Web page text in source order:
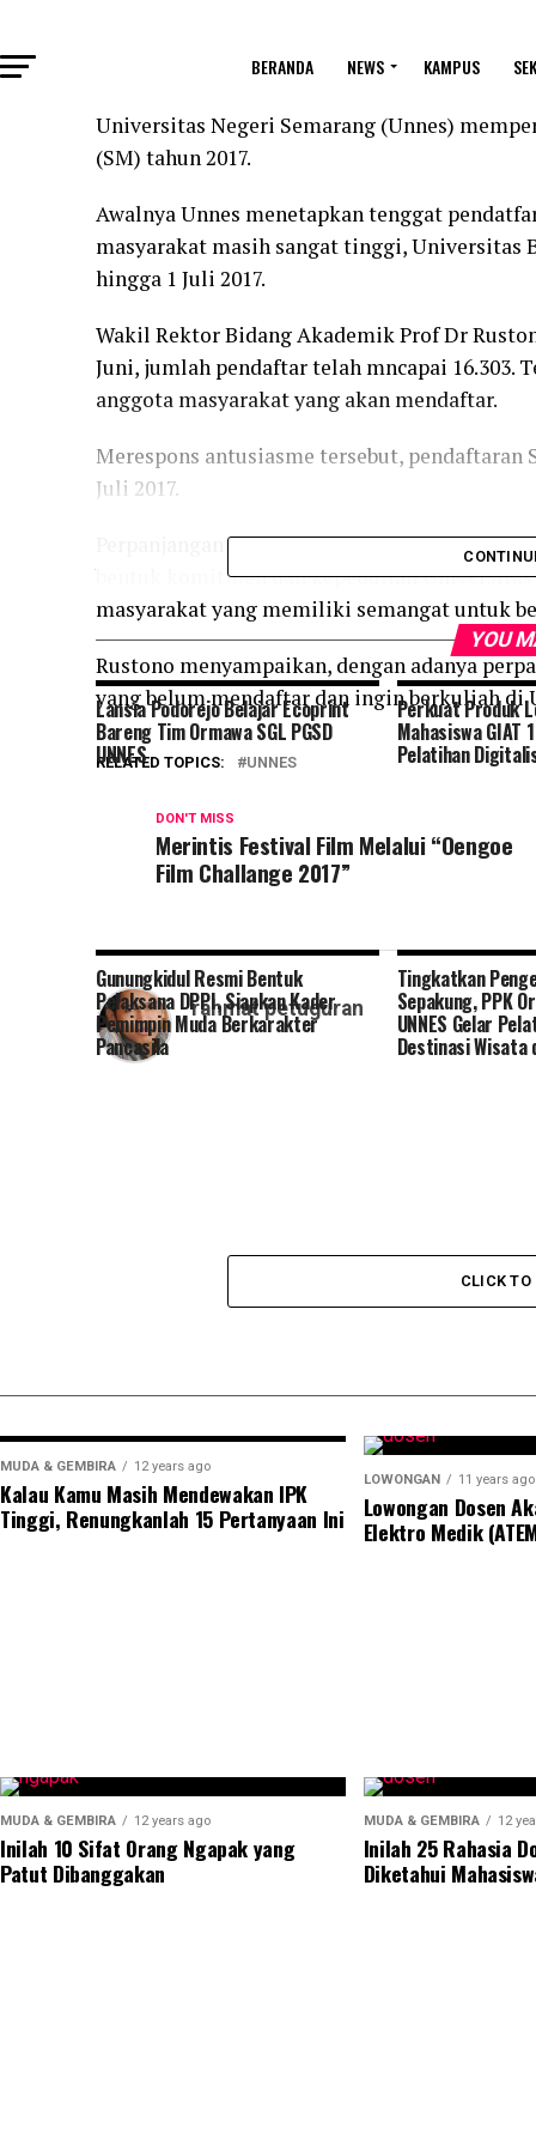
BERANDA NEWS KAMPUS
Universitas Negeri Semarang (Unnes)
(SM) tahun 2017.
Awalnya Unnes menetapkan tenggat
masyarakat masih sangat tinggi, Universitas
hingga 1 Juli 2017.
Wakil Rektor Bidang Akademik Prof Dr
Juni, jumlah pendaftar telah mncapai 16.303.
anggota masyarakat yang akan mendaftar.
Merespons antusiasme tersebut, pendaftaran
Juli 2017.
Perpanjangan waktu yang semula
bentuk komitmen dan kepedulian
masyarakat yang memiliki semangat untuk
Rustono menyampaikan, dengan adanya
yang belum mendaftar dan ingin berkuliah di
RELATED TOPICS: UNNES
DON'T MISS
Merintis Festival Film Melalui “Oengoe
Film Challange 2017”
rahmat petuguran
YOU
Lansia Podorejo Belajar Ecoprint
Bareng Tim Ormawa SGL PGSD
UNNES
Perkuat Produk
Mahasiswa GIAT
Pelatihan
Gunungkidul Resmi Bentuk
Pelaksana DPPI, Siapkan Kader
Pemimpin Muda Berkarakter
Pancasila
Tingkatkan
Sepakung, PPK
UNNES Gelar
Destinasi Wisata
CLICK
MUDA & GEMBIRA 12 years ago
Kalau Kamu Masih Mendewakan IPK
Tinggi, Renungkanlah 15 Pertanyaan Ini
LOWONGAN 11 years ago
Lowongan Dosen
Elektro Medik
MUDA & GEMBIRA 12 years ago
Inilah 10 Sifat Orang Ngapak yang
Patut Dibanggakan
MUDA & GEMBIRA 12
Inilah 25 Rahasia
Diketahui